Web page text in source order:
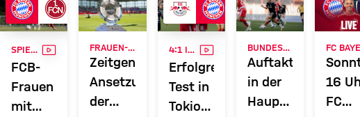
SPIELBERICHT VIDEO
FCB-
Frauen
mit
Zeitgenaue
Ansetzung
der
4:1 IM NAK5 STADIUM VIDEO
Erfolgreicher
Test in
Tokio:
BUNDESLIGA-ERÖFFNUNGSSPIEL
Auftakt
in der
Hauptstadt:
16
FC